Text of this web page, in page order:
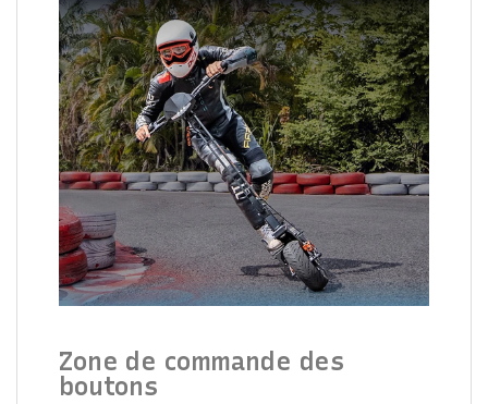
Zone de commande des
boutons